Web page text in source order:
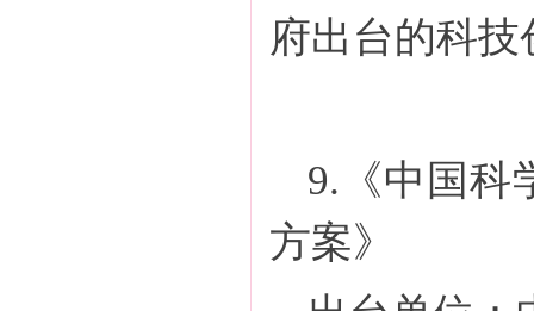
府出台的科
9.《中国科
方案》